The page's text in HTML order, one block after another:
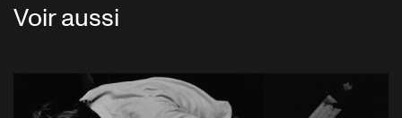
Voir aussi